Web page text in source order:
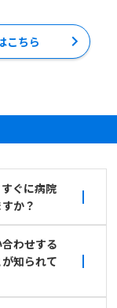
こちら
ぐに病院
か？
わせする
知られて